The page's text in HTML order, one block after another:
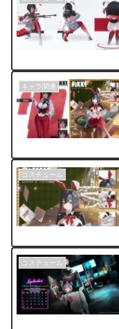
キャラ関連
コスチューム
コスチューム